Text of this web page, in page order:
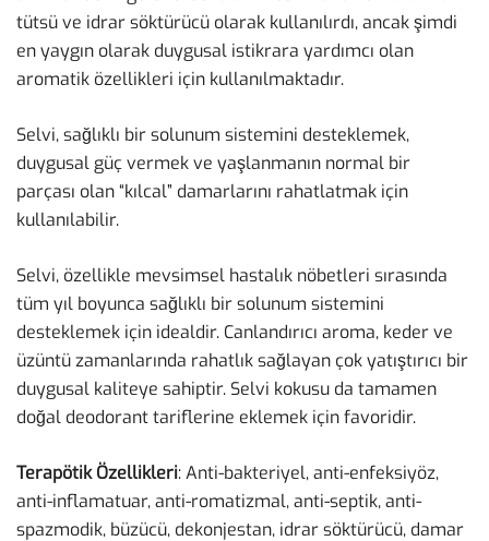
tütsü ve idrar söktürücü olarak kullanılırdı, ancak şimdi
en yaygın olarak duygusal istikrara yardımcı olan
aromatik özellikleri için kullanılmaktadır.
Selvi, sağlıklı bir solunum sistemini desteklemek,
duygusal güç vermek ve yaşlanmanın normal bir
parçası olan “kılcal” damarlarını rahatlatmak için
kullanılabilir.
Selvi, özellikle mevsimsel hastalık nöbetleri sırasında
tüm yıl boyunca sağlıklı bir solunum sistemini
desteklemek için idealdir. Canlandırıcı aroma, keder ve
üzüntü zamanlarında rahatlık sağlayan çok yatıştırıcı bir
duygusal kaliteye sahiptir. Selvi kokusu da tamamen
doğal deodorant tariflerine eklemek için favoridir.
Terapötik Özellikleri: Anti-bakteriyel, anti-enfeksiyöz,
anti-inflamatuar, anti-romatizmal, anti-septik, anti-
spazmodik, büzücü, dekonjestan, idrar söktürücü, damar